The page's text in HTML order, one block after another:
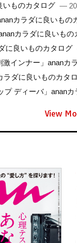
いものカタログ —
カラダに良いもの
カラダに良いもの
に良いものカタログ
激インナー」ananカ
ラダに良いものカタ
プ ディーバ」anan
View